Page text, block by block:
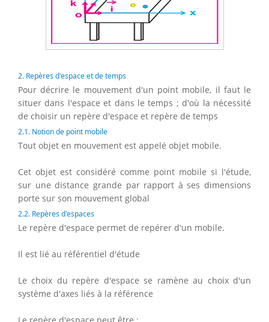
2. Repères d'espace et de temps
Pour décrire le mouvement d'un point mobile, il faut le
situer dans l'espace et dans le temps ; d'où la nécessité
de choisir un repère d'espace et repère de temps
2.1. Notion de point mobile
Tout objet en mouvement est appelé objet mobile.
Cet objet est considéré comme point mobile si l'étude,
sur une distance grande par rapport à ses dimensions
porte sur son mouvement global
2.2. Repères d'espaces
Le repère d'espace permet de repérer d'un mobile.
Il est lié au référentiel d'étude
Le choix du repère d'espace se ramène au choix d'un
système d'axes liés à la référence